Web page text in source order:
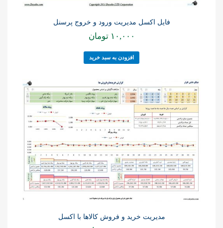
فایل اکسل مدیریت ورود و خروج پرسنل
۱۰,۰۰۰ تومان
افزودن به سبد خرید
مدیریت خرید و فروش کالاها با اکسل